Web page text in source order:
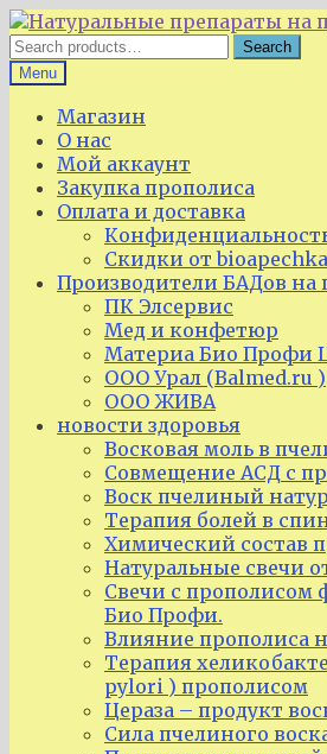
Skip
to
navigation
Skip
to
content
Search
for:
Search
Menu
Магазин
О нас
Мой аккаунт
Закупка прополиса
Оплата и доставка
Скидки от
Производители БАДов на
ПК Элсервис
Мед и конфетюр
Материа Био Профи
ООО Урал (Balmed.ru )
ООО ЖИВА
новости здоровья
Восковая моль в
Совмещение АСД с
Воск пчелиный
Терапия болей в
Химический состав
Натуральные свечи
Свечи с
Био Профи.
Влияние прополиса
Терапия
pylori ) прополисом
Цераза – продукт
Сила пчелиного